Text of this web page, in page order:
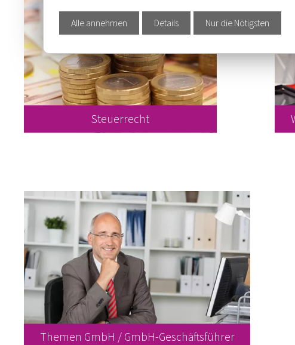
Steuerrecht
Themen GmbH / GmbH-Geschäftsführer
Alle annehmen Details Nur die Nötigsten